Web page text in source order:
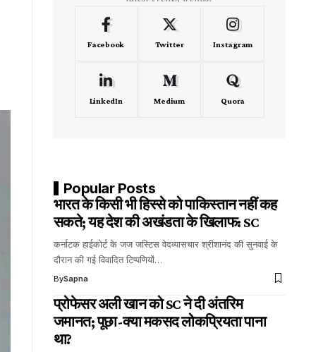
Facebook Twitter Instagram
LinkedIn Medium Quora
Popular Posts
भारत के किसी भी हिस्से को पाकिस्तान नहीं कह
सकते; यह देश की अखंडता के खिलाफ: SC
कर्नाटक हाईकोर्ट के जज जस्टिस वेदव्यासचार श्रीशानंद की सुनवाई के
दौरान की गई विवादित टिप्पणियों…
BySapna
प्रोफेसर अली खान को SC ने दी अंतरिम
जमानत; पूछा-क्या मकसद लोकप्रियता पाना
था?